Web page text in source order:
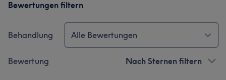
Bewertungen filtern
Behandlung Alle Bewertungen
Bewertung Nach Sternen filtern